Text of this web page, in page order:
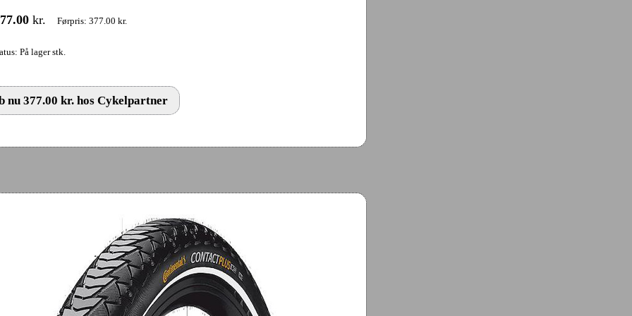
kr. Førpris: 377.00 kr.
På lager stk.
nu 377.00 kr. hos Cykelpartner